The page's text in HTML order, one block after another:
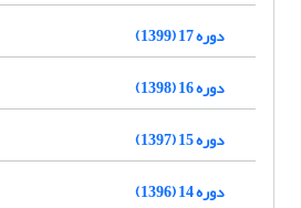
دوره 17 (1399)
دوره 16 (1398)
دوره 15 (1397)
دوره 14 (1396)